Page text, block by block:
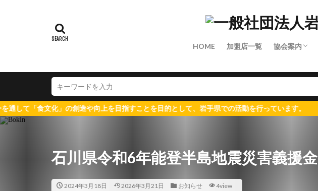
HOME 加盟店一覧 協会案内
文化」の創造や向上を目指すことを目的として、岩手県での活動を行っています。
石川県令和6年能登半島地震災害義援金
2024年3月18日 2026年3月21日 お知らせ 4view